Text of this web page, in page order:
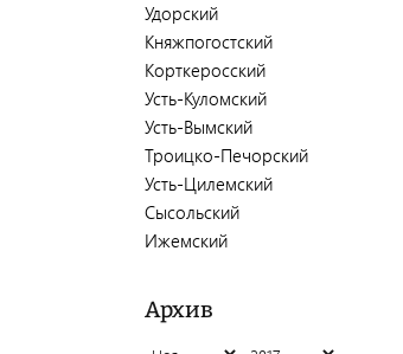
Удорский
Княжпогостский
Корткеросский
Усть-Куломский
Усть-Вымский
Троицко-Печорский
Усть-Цилемский
Сысольский
Ижемский
Архив